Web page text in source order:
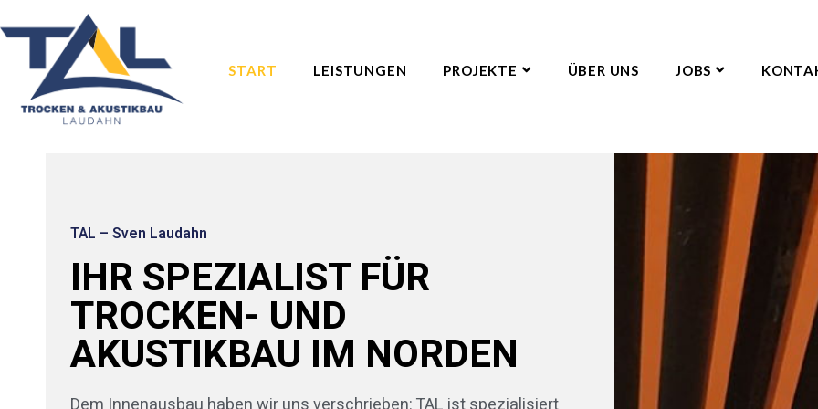
START LEISTUNGEN PROJEKTE ÜBER UNS JOBS
TAL – Sven Laudahn
IHR SPEZIALIST FÜR
TROCKEN- UND
AKUSTIKBAU IM NORDEN